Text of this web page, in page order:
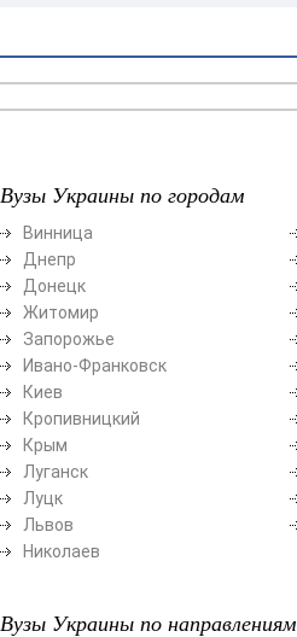
Вузы Украины по городам
Винница
Днепр
Донецк
Житомир
Запорожье
Ивано-Франковск
Киев
Кропивницкий
Крым
Луганск
Луцк
Львов
Николаев
Вузы Украины по направлениям